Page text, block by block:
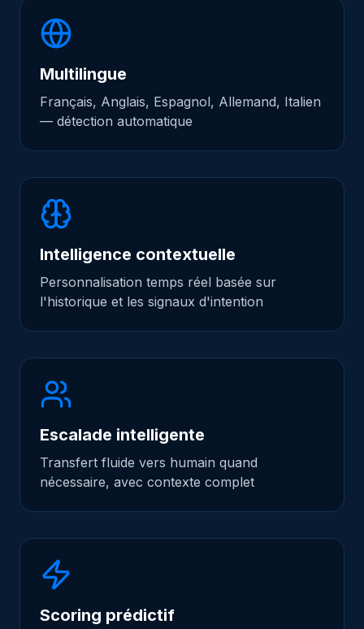
E-commerce
Commerce & Ventes
Support & CX
Témoignages
Ressources
Blog
Calculer mon ROI
Lancez une conversation !
Multilingue
Français, Anglais, Espagnol, Allemand, Italien
— détection automatique
Intelligence contextuelle
Personnalisation temps réel basée sur
l'historique et les signaux d'intention
Escalade intelligente
Transfert fluide vers humain quand
nécessaire, avec contexte complet
Scoring prédictif